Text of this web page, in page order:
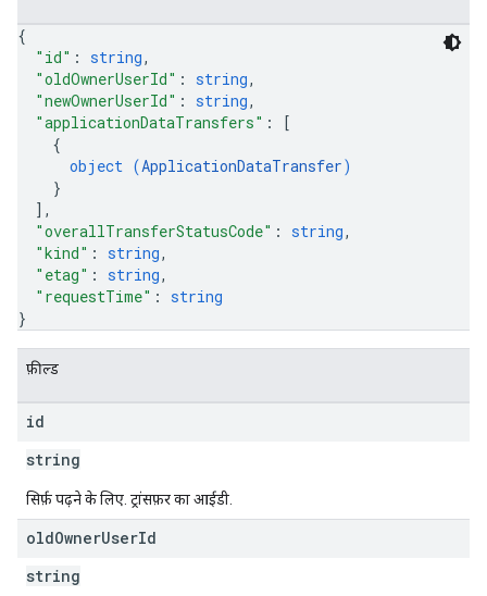
{
"id" : string,
"oldOwnerUserId" : string,
"newOwnerUserId" : string,
"applicationDataTransfers" :
[
{
object (ApplicationDataTransfer)
}
] ,
"overallTransferStatusCode" : string,
"kind" : string,
"etag" : string,
"requestTime" : string
}
फ़ील्ड
id
string
सिर्फ़ पढ़ने के लिए. ट्रांसफ़र का आईडी.
oldOwnerUserId
string